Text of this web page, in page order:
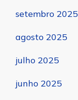
setembro 2025
agosto 2025
julho 2025
junho 2025